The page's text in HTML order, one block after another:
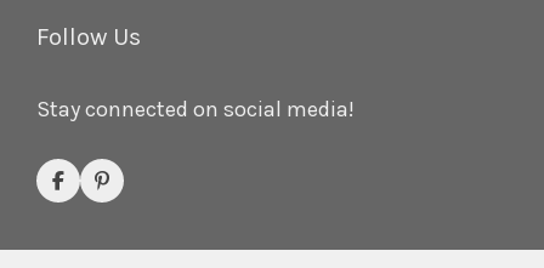
Follow Us
Stay connected on social media!